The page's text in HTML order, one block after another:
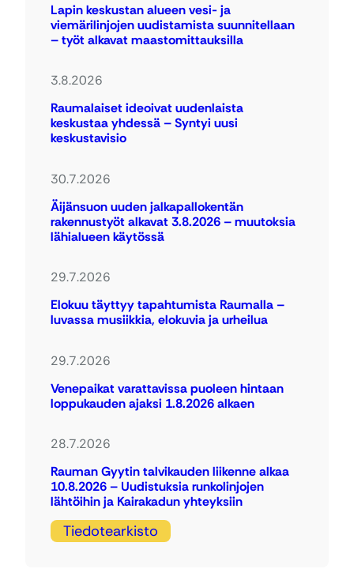
Lapin keskustan alueen vesi- ja
viemärilinjojen uudistamista suunnitellaan
– työt alkavat maastomittauksilla
3.8.2026
Raumalaiset ideoivat uudenlaista
keskustaa yhdessä – Syntyi uusi
keskustavisio
30.7.2026
Äijänsuon uuden jalkapallokentän
rakennustyöt alkavat 3.8.2026 – muutoksia
lähialueen käytössä
29.7.2026
Elokuu täyttyy tapahtumista Raumalla –
luvassa musiikkia, elokuvia ja urheilua
29.7.2026
Venepaikat varattavissa puoleen hintaan
loppukauden ajaksi 1.8.2026 alkaen
28.7.2026
Rauman Gyytin talvikauden liikenne alkaa
10.8.2026 – Uudistuksia runkolinjojen
lähtöihin ja Kairakadun yhteyksiin
Tiedotearkisto